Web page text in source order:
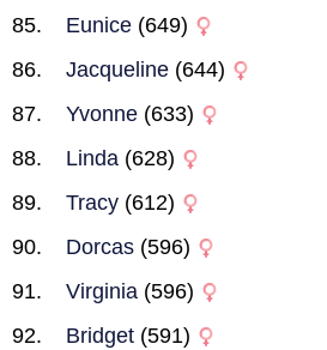
Eunice (649)
Jacqueline (644)
Yvonne (633)
Linda (628)
Tracy (612)
Dorcas (596)
Virginia (596)
Bridget (591)